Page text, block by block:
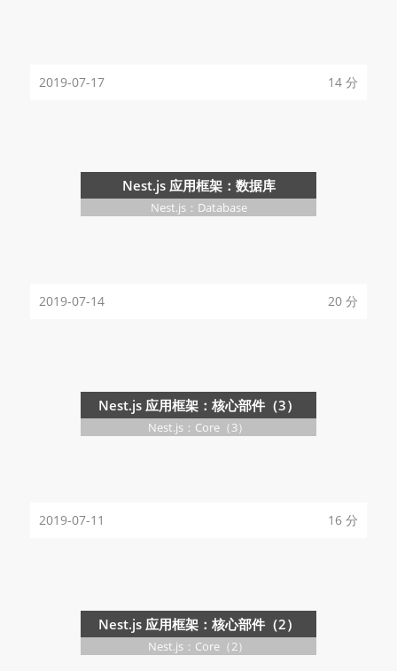
2019-07-17 14 分
Nest.js 应用框架：数据库
Nest.js：Database
2019-07-14 20 分
Nest.js 应用框架：核心部件（3）
Nest.js：Core（3）
2019-07-11 16 分
Nest.js 应用框架：核心部件（2）
Nest.js：Core（2）